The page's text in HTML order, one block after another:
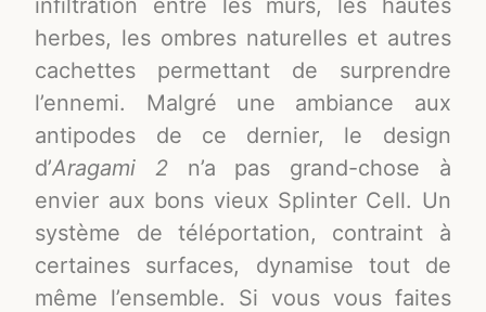
herbes, les ombres naturelles et autres
cachettes permettant de surprendre
l’ennemi. Malgré une ambiance aux
antipodes de ce dernier, le design
d’Aragami 2n’a pas grand-chose à
envier aux bons vieux Splinter Cell. Un
système de téléportation, contraint à
certaines surfaces, dynamise tout de
même l’ensemble. Si vous vous faites